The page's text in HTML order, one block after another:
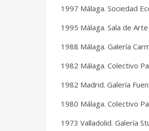
1997 Málaga. Sociedad
1995 Málaga. Sala de
1988 Málaga. Galería
1982 Málaga. Colectivo
1982 Madrid. Galería
1980 Málaga. Colectivo
1973 Valladolid. Galería